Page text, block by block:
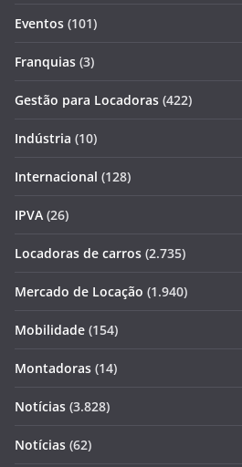
Eventos (101)
Franquias (3)
Gestão para Locadoras (422)
Indústria (10)
Internacional (128)
IPVA (26)
Locadoras de carros (2.735)
Mercado de Locação (1.940)
Mobilidade (154)
Montadoras (14)
Notícias (3.828)
Notícias (62)